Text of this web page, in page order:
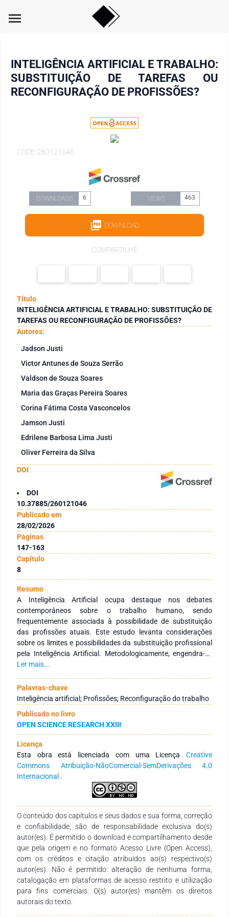
menu
INTELIGÊNCIA ARTIFICIAL E TRABALHO:
SUBSTITUIÇÃO DE TAREFAS OU
RECONFIGURAÇÃO DE PROFISSÕES?
CODE: 260121046
DOWNLOADS 6 VIEWS 463
DOWNLOAD
COMPARTILHE
Título
INTELIGÊNCIA ARTIFICIAL E TRABALHO: SUBSTITUIÇÃO DE
TAREFAS OU RECONFIGURAÇÃO DE PROFISSÕES?
Autores:
Jadson Justi
Victor Antunes de Souza Serrão
Valdson de Souza Soares
Maria das Graças Pereira Soares
Corina Fátima Costa Vasconcelos
Jamson Justi
Edrilene Barbosa Lima Justi
Oliver Ferreira da Silva
DOI
DOI
10.37885/260121046
Publicado em
28/02/2026
Páginas
147-163
Capítulo
8
Resumo
A Inteligência Artificial ocupa destaque nos debates
contemporâneos sobre o trabalho humano, sendo
frequentemente associada à possibilidade de substituição
das profissões atuais. Este estudo levanta considerações
sobre os limites e possibilidades da substituição profissional
pela Inteligência Artificial. Metodologicamente, engendra-se
como teórico-reflexivo com fundamentação em literatura
diferentes contextos laborais. Parte-se da hipótese de que a
substituição é mais provável em atividades altamente
padronizadas, baseadas em dados estruturados e com baixo
grau de responsabilidade institucional, enquanto tarefas que
envolvem julgamento contextual, responsabilidade ética e
impacto sobre direitos encontram maiores limites à
automação plena. A discussão indica que a Inteligência
Artificial atua predominantemente como tecnologia de
reconfiguração do trabalho, promovendo a substituição
seletiva de tarefas, a intensificação das exigências
profissionais e a ampliação do controle algorítmico, sem
impactos da Inteligência Artificial sobre o trabalho são
socialmente mediados e dependem de escolhas
organizacionais, institucionais e regulatórias, sendo
inadequadas leituras deterministas sobre o futuro do
trabalho humano.
Ler mais...
Palavras-chave
Inteligência artificial; Profissões; Reconfiguração do trabalho
Publicado no livro
OPEN SCIENCE RESEARCH XXIII
Licença
Esta obra está licenciada com uma Licença Creative
Commons Atribuição-NãoComercial-SemDerivações 4.0
Internacional .
O conteúdo dos capítulos e seus dados e sua forma, correção
e confiabilidade, são de responsabilidade exclusiva do(s)
autor(es). É permitido o download e compartilhamento desde
que pela origem e no formato Acesso Livre (Open Access),
com os créditos e citação atribuídos ao(s) respectivo(s)
autor(es). Não é permitido: alteração de nenhuma forma,
catalogação em plataformas de acesso restrito e utilização
para fins comerciais. O(s) autor(es) mantêm os direitos
autorais do texto.